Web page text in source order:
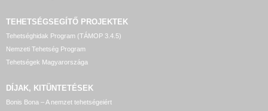
TEHETSÉGSEGÍTŐ PROJEKTEK
Tehetséghidak Program (TÁMOP 3.4.5)
Nemzeti Tehetség Program
Tehetségek Magyarországa
DÍJAK, KITÜNTETÉSEK
Bonis Bona – A nemzet tehetségeiért